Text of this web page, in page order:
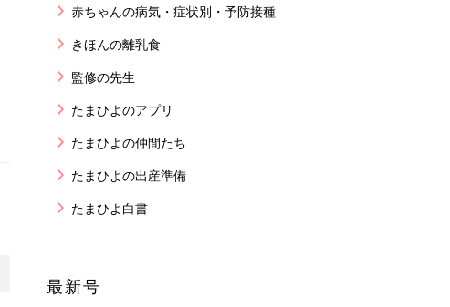
赤ちゃんの病気・症状別・予防接種
きほんの離乳食
監修の先生
たまひよのアプリ
たまひよの仲間たち
たまひよの出産準備
たまひよ白書
最新号